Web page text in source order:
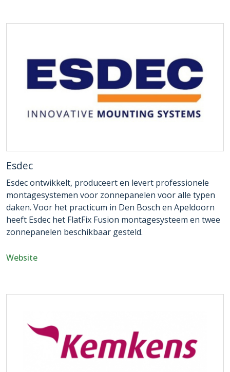
Esdec
Esdec ontwikkelt, produceert en levert professionele
montagesystemen voor zonnepanelen voor alle typen
daken. Voor het practicum in Den Bosch en Apeldoorn
heeft Esdec het FlatFix Fusion montagesysteem en twee
zonnepanelen beschikbaar gesteld.
Website